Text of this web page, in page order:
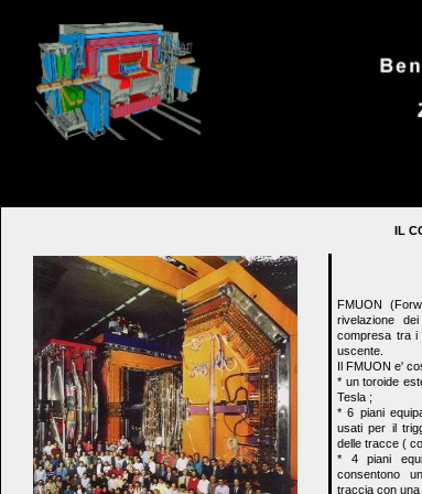
IL
FMUON
rivelazione
compresa tra i
uscente.
Il FMUON e'
* un toroide
Tesla ;
* 6 piani
usati per il
delle tracce (
* 4 piani
consentono
traccia con